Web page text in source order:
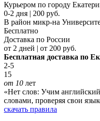
Курьером по городу
0-2 дня | 200 руб.
В район микр-на
Бесплатно
Доставка по России
от 2 дней | от 200 руб.
Бесплатная доставка по
2-5
15
от 10 лет
«Нет слов: Учим
словами, проверяя свои
скачать правила